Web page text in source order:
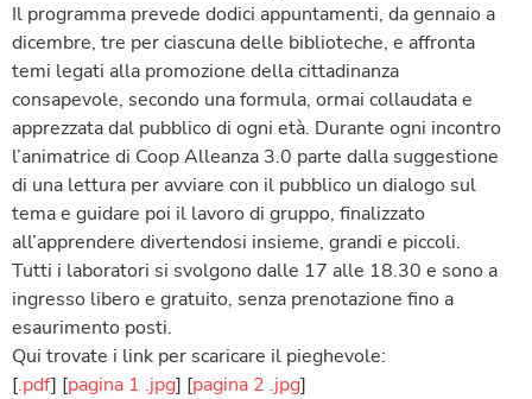
Il programma prevede dodici appuntamenti, da gennaio a
dicembre, tre per ciascuna delle biblioteche, e affronta
temi legati alla promozione della cittadinanza
consapevole, secondo una formula, ormai collaudata e
apprezzata dal pubblico di ogni età. Durante ogni incontro
l’animatrice di Coop Alleanza 3.0 parte dalla suggestione
di una lettura per avviare con il pubblico un dialogo sul
tema e guidare poi il lavoro di gruppo, finalizzato
all’apprendere divertendosi insieme, grandi e piccoli.
Tutti i laboratori si svolgono dalle 17 alle 18.30 e sono a
ingresso libero e gratuito, senza prenotazione fino a
esaurimento posti.
Qui trovate i link per scaricare il pieghevole:
[.pdf] [pagina 1 .jpg] [pagina 2 .jpg]